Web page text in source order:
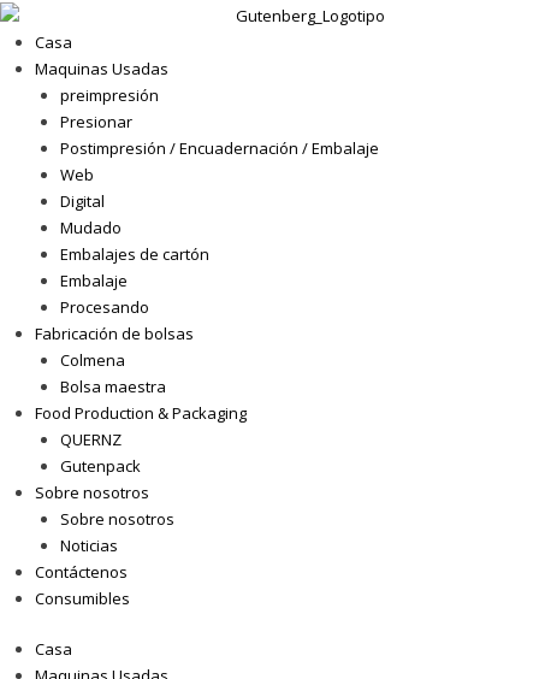
Casa
Maquinas Usadas
preimpresión
Presionar
Postimpresión / Encuadernación / Embalaje
Web
Digital
Mudado
Embalajes de cartón
Embalaje
Procesando
Fabricación de bolsas
Colmena
Bolsa maestra
Food Production & Packaging
QUERNZ
Gutenpack
Sobre nosotros
Sobre nosotros
Noticias
Contáctenos
Consumibles
Casa